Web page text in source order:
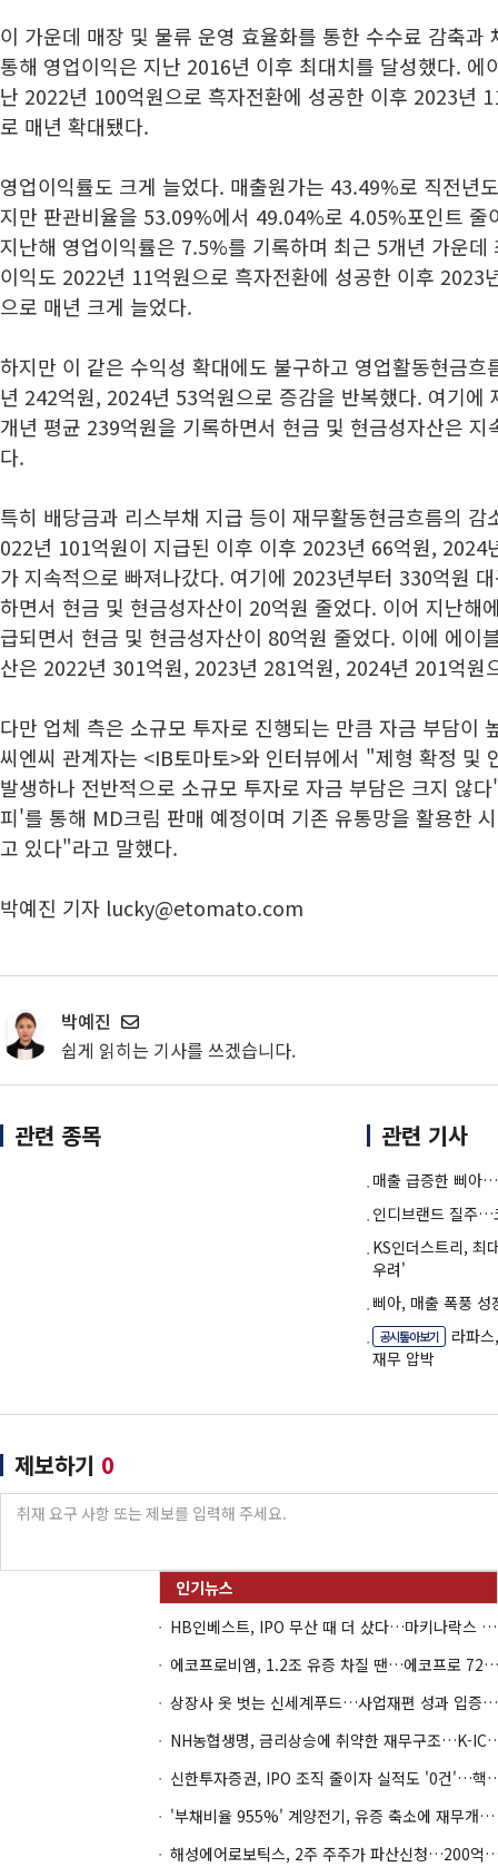
이 가운데 매장 및 물류 운영 효율화를 통한 수수료 감축과
통해 영업이익은 지난 2016년 이후 최대치를 달성했다. 에
난 2022년 100억원으로 흑자전환에 성공한 이후 2023년
로 매년 확대됐다.
영업이익률도 크게 늘었다. 매출원가는 43.49%로 직전년
지만 판관비율을 53.09%에서 49.04%로 4.05%포인트 줄
지난해 영업이익률은 7.5%를 기록하며 최근 5개년 가운데
이익도 2022년 11억원으로 흑자전환에 성공한 이후 2023
으로 매년 크게 늘었다.
하지만 이 같은 수익성 확대에도 불구하고 영업활동현금
년 242억원, 2024년 53억원으로 증감을 반복했다. 여기에
개년 평균 239억원을 기록하면서 현금 및 현금성자산은 지
다.
특히 배당금과 리스부채 지급 등이 재무활동현금흐름의
022년 101억원이 지급된 이후 이후 2023년 66억원, 2024
가 지속적으로 빠져나갔다. 여기에 2023년부터 330억원
하면서 현금 및 현금성자산이 20억원 줄었다. 이어 지난해
급되면서 현금 및 현금성자산이 80억원 줄었다. 이에 에이
산은 2022년 301억원, 2023년 281억원, 2024년 201억원
다만 업체 측은 소규모 투자로 진행되는 만큼 자금 부담이
씨엔씨 관계자는 <IB토마토>와 인터뷰에서 "제형 확정 및
발생하나 전반적으로 소규모 투자로 자금 부담은 크지 않
피'를 통해 MD크림 판매 예정이며 기존 유통망을 활용한
고 있다"라고 말했다.
박예진 기자 lucky@etomato.com
박예진
쉽게 읽히는 기사를 쓰겠습니다.
관련 종목 관련 기사
매출 급증한 삐아
인디브랜드 질주…
KS인더스트리, 최
우려'
삐아, 매출 폭풍
공시톺아보기
라파
재무 압박
제보하기 0
HB인베스트, IPO 무산 때 더 샀다…마키나락스 투자 2.7배 회수
에코프로비엠, 1.2조 유증 차질 땐…에코프로 7270억 '독박'
상장사 옷 벗는 신세계푸드…사업재편 성과 입증할까
NH농협생명, 금리상승에 취
신한투자증권, IPO 조직 줄
'부채비율 955%' 계양전기, 유증 축소에 재무개선 효과 '뚝'
해성에어로보틱스, 2주 주주가 파산